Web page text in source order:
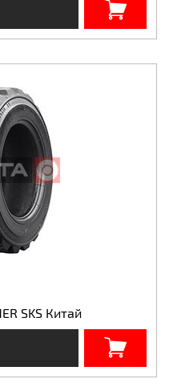
SKS Китай